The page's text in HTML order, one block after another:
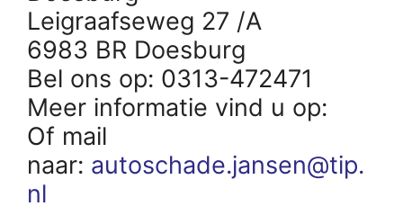
Leigraafseweg 27 /A
6983 BR Doesburg
Bel ons op: 0313-472471
Meer informatie vind u op:
Of mail
naar: autoschade.jansen@tip.
nl